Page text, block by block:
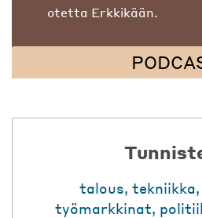
otetta Erkkikään.
talous, tekniikka,
työmarkkinat,